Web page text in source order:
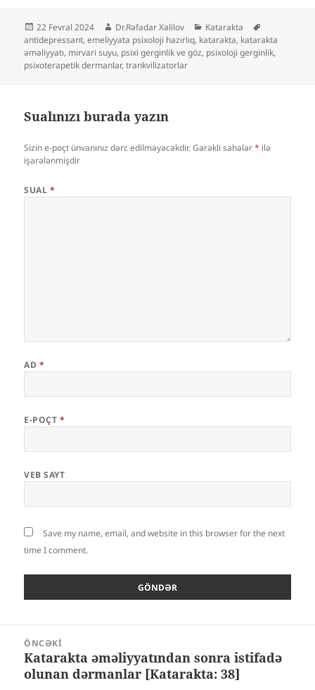
Yayım
tarixi
22 Fevral 2024 Müəllif
Dr.Rəfadar Xəlilov Kateqoriyalar
Katarakta
antidepressant,emeliyyata psixoloji hazırlıq, katarakta, katarakta
əməliyyatı, mirvari suyu, psixi gerginlik ve göz, psixoloji gerginlik,
psixoterapetik dermanlar,trankvilizatorlar
Sualınızı burada yazın
Sizin e-poçt ünvanınız dərc edilməyəcəkdir. Gərəkli sahələr* ilə
işarələnmişdir
SUAL *
AD *
E-POÇT *
VEB SAYT
Save my name, email, and website in this browser for the next
time I comment.
naviqasiyası
ÖNCƏKI
Öncəki
yazı:
Katarakta əməliyyatından sonra istifadə
olunan dərmanlar [Katarakta: 38]